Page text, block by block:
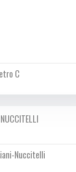
C
Nuccitelli